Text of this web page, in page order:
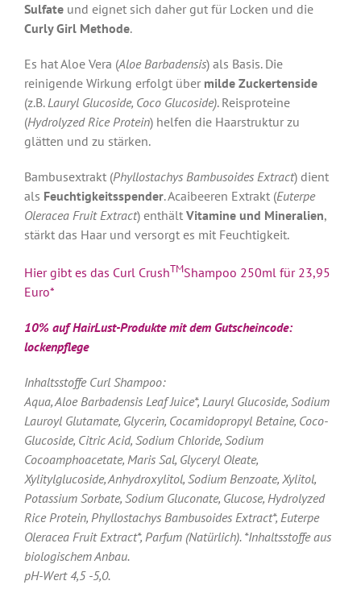
Sulfateund eignet sich daher gut für Locken und die
Curly Girl Methode.
Es hat Aloe Vera (Aloe Barbadensis) als Basis. Die
reinigende Wirkung erfolgt über milde Zuckertenside
(z.B.Lauryl Glucoside, Coco Glucoside). Reisproteine
(Hydrolyzed Rice Protein) helfen die Haarstruktur zu
glätten und zu stärken.
Bambusextrakt (Phyllostachys Bambusoides Extract) dient
als Feuchtigkeitsspender. Acaibeeren Extrakt (Euterpe
Oleracea Fruit Extract) enthält Vitamine und Mineralien,
stärkt das Haar und versorgt es mit Feuchtigkeit.
Hier gibt es das Curl CrushTMShampoo 250ml für 23,95
Euro*
10% auf HairLust-Produkte mit dem Gutscheincode:
lockenpflege
Inhaltsstoffe Curl Shampoo:
Aqua, Aloe Barbadensis Leaf Juice*, Lauryl Glucoside, Sodium
Lauroyl Glutamate, Glycerin, Cocamidopropyl Betaine, Coco-
Glucoside, Citric Acid, Sodium Chloride, Sodium
Cocoamphoacetate, Maris Sal, Glyceryl Oleate,
Xylitylglucoside, Anhydroxylitol, Sodium Benzoate, Xylitol,
Potassium Sorbate, Sodium Gluconate, Glucose, Hydrolyzed
Rice Protein, Phyllostachys Bambusoides Extract*, Euterpe
Oleracea Fruit Extract*, Parfum (Natürlich). *Inhaltsstoffe aus
biologischem Anbau.
pH-Wert 4,5 -5,0.